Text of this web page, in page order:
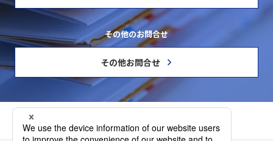
その他のお問合せ
その他お問合せ